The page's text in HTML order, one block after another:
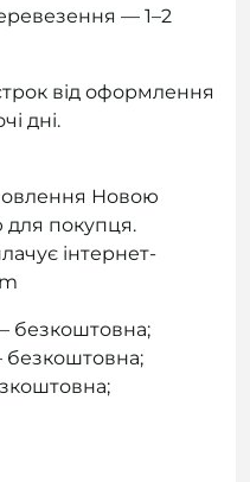
— 1–2
від оформлення
дні.
Новою
покупця.
інтернет-
безкоштовна;
безкоштовна;